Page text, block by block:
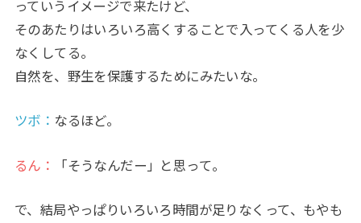
っていうイメージで来たけど、
そのあたりはいろいろ高くすることで入ってくる人を少
なくしてる。
自然を、野生を保護するためにみたいな。
ツボ： なるほど。
るん： 「そうなんだー」と思って。
で、結局やっぱりいろいろ時間が足りなくって、もやも